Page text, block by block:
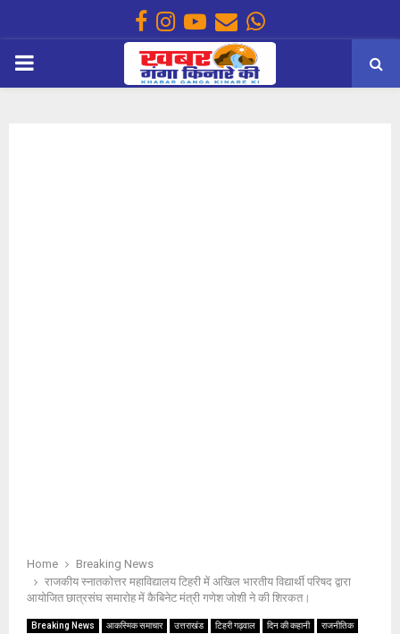
Facebook
Instagram
Youtube
EmailWhatsapp
PRIMARY
Home
Breaking News
राजकीय स्नातकोत्तर महाविद्यालय टिहरी में अखिल भारतीय विद्यार्थी परिषद द्वारा
आयोजित छात्रसंघ समारोह में कैबिनेट मंत्री गणेश जोशी ने की शिरकत।
Breaking News आकस्मिक समाचार उत्तराखंड टिहरी गढ़वाल दिन की कहानी राजनीतिक